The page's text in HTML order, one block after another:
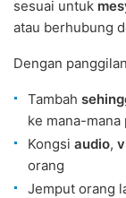
sesuai untuk
atau berhubung
Dengan
Tambah
ke mana-
Kongsi audio,
orang
Jemput orang